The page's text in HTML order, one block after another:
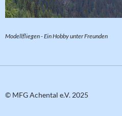
Modellfliegen - Ein Hobby unter Freunden
© MFG Achental e.V. 2025